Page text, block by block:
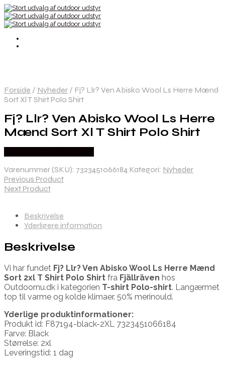
Forside / Nyheder / Fj? Llr? Ven Abisko Wool Ls Herre Mænd
Sort Xl T Shirt Polo Shirt
Fj? Llr? Ven Abisko Wool Ls Herre
Mænd Sort Xl T Shirt Polo Shirt
Varenummer (SKU): 7323451066184 Kategori: Nyheder
Previous Product
Next Product
Beskrivelse
Yderligere information
Beskrivelse
Vi har fundet Fj? Llr? Ven Abisko Wool Ls Herre Mænd
Sort 2xl T Shirt Polo Shirt fra Fjällräven hos
Outdoornu.dk i kategorien T-shirt Polo-shirt. Langærmet
top til varme og kolde klimaer. 50% merinould.
Yderlige produktinformationer:
Produkt id: F87194-black-2XL 7323451066184
Farve: Black
Størrelse: 2xl
Leveringstid: 1 dag